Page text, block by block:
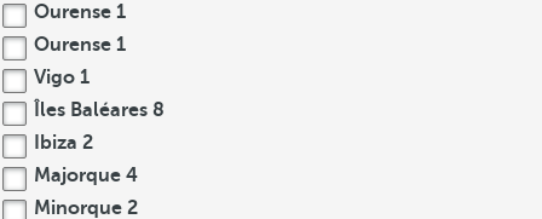
Ourense 1
Ourense 1
Vigo 1
Îles Baléares 8
Ibiza 2
Majorque 4
Minorque 2